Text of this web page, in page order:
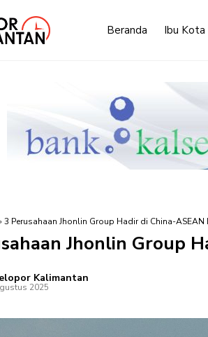
Beranda Ibu Kota
3 Perusahaan Jhonlin Group Hadir di China-ASEAN
Jhonlin Group
Kalimantan
2025